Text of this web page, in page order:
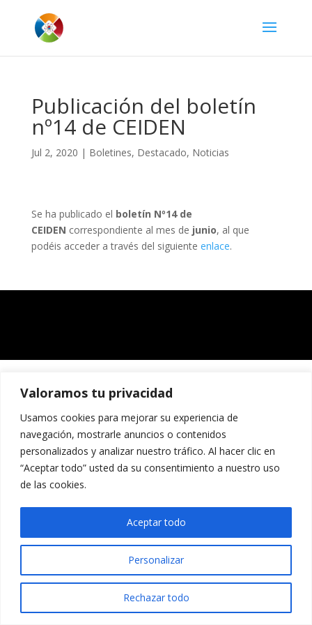
Valoramos tu privacidad
Usamos cookies para mejorar su experiencia de
navegación, mostrarle anuncios o contenidos
personalizados y analizar nuestro tráfico. Al hacer clic en
“Aceptar todo” usted da su consentimiento a nuestro uso
de las cookies.
Personalizar
Rechazar todo
Aceptar todo
Publicación del boletín
nº14 de CEIDEN
Jul 2, 2020 | Boletines, Destacado, Noticias
Se ha publicado el boletín Nº14 de
CEIDEN correspondiente al mes de junio, al que
podéis acceder a través del siguiente enlace.